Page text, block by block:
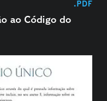
.PDF
ao Código do